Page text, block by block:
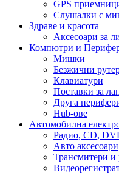
GPS
Слушалки с
Здраве и красота
Аксесоари за
Компютри и
Мишки
Безжични
Клавиатури
Поставки за
Друга
Hub-ове
Автомобилна
Радио, CD,
Авто аксесоари
Трансмитери и